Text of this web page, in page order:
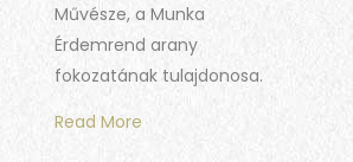
Művésze, a Munka
Érdemrend arany
fokozatának tulajdonosa.
Read More